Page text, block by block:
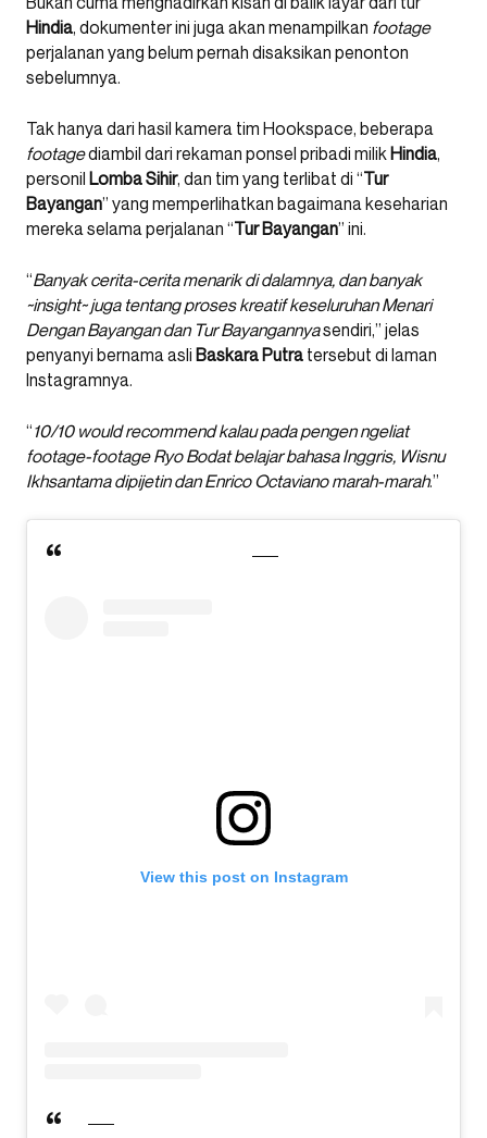
Hindia, dokumenter ini juga akan menampilkan footage
perjalanan yang belum pernah disaksikan penonton
sebelumnya.
Tak hanya dari hasil kamera tim Hookspace, beberapa
footagediambil dari rekaman ponsel pribadi milik Hindia,
personil Lomba Sihir, dan tim yang terlibat di “Tur
Bayangan” yang memperlihatkan bagaimana keseharian
mereka selama perjalanan “Tur Bayangan” ini.
“Banyak cerita-cerita menarik di dalamnya, dan banyak
~insight~ juga tentang proses kreatif keseluruhan Menari
Dengan Bayangan dan Tur Bayangannyasendiri,” jelas
penyanyi bernama asli Baskara Putra tersebut di laman
Instagramnya.
“10/10 would recommend kalau pada pengen ngeliat
footage-footage Ryo Bodat belajar bahasa Inggris, Wisnu
Ikhsantama dipijetin dan Enrico Octaviano marah-marah.”
View this post on Instagram